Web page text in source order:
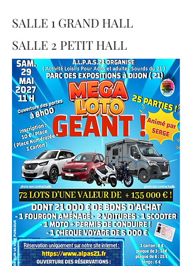
SALLE 1 GRAND HALL
SALLE 2 PETIT HALL